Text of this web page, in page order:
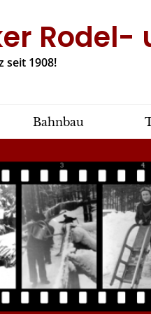
Rodel-
seit 1908!
Bahnbau